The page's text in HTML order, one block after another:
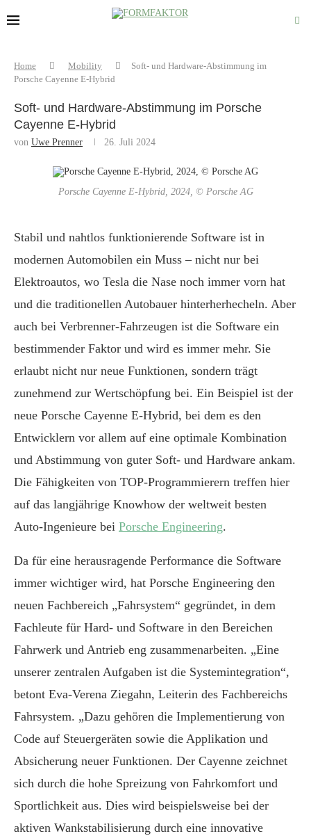
Home Mobility
Soft- und Hardware-Abstimmung im
Porsche Cayenne E-Hybrid
Soft- und Hardware-Abstimmung im Porsche
Cayenne E-Hybrid
von Uwe Prenner 26. Juli 2024
Porsche Cayenne E-Hybrid, 2024, © Porsche AG
Stabil und nahtlos funktionierende Software ist in
modernen Automobilen ein Muss – nicht nur bei
Elektroautos, wo Tesla die Nase noch immer vorn hat
und die traditionellen Autobauer hinterherhecheln. Aber
auch bei Verbrenner-Fahrzeugen ist die Software ein
bestimmender Faktor und wird es immer mehr. Sie
erlaubt nicht nur neue Funktionen, sondern trägt
zunehmend zur Wertschöpfung bei. Ein Beispiel ist der
neue Porsche Cayenne E-Hybrid, bei dem es den
Entwicklern vor allem auf eine optimale Kombination
und Abstimmung von guter Soft- und Hardware ankam.
Die Fähigkeiten von TOP-Programmierern treffen hier
auf das langjährige Knowhow der weltweit besten
Auto-Ingenieure bei Porsche Engineering.
Da für eine herausragende Performance die Software
immer wichtiger wird, hat Porsche Engineering den
neuen Fachbereich „Fahrsystem“ gegründet, in dem
Fachleute für Hard- und Software in den Bereichen
Fahrwerk und Antrieb eng zusammenarbeiten. „Eine
unserer zentralen Aufgaben ist die Systemintegration“,
betont Eva-Verena Ziegahn, Leiterin des Fachbereichs
Fahrsystem. „Dazu gehören die Implementierung von
Code auf Steuergeräten sowie die Applikation und
Absicherung neuer Funktionen. Der Cayenne zeichnet
sich durch die hohe Spreizung von Fahrkomfort und
Sportlichkeit aus. Dies wird beispielsweise bei der
aktiven Wankstabilisierung durch eine innovative